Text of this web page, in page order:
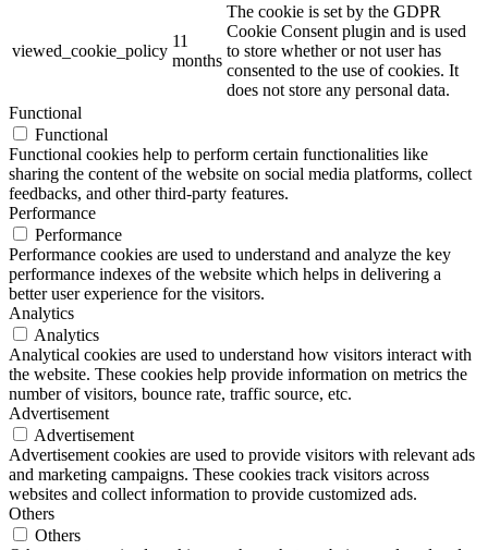
viewed_cookie_policy
11
months
The cookie is set by the GDPR
Cookie Consent plugin and is used
to store whether or not user has
consented to the use of cookies. It
does not store any personal data.
Functional
Functional
Functional cookies help to perform certain functionalities like
sharing the content of the website on social media platforms, collect
feedbacks, and other third-party features.
Performance
Performance
Performance cookies are used to understand and analyze the key
performance indexes of the website which helps in delivering a
better user experience for the visitors.
Analytics
Analytics
Analytical cookies are used to understand how visitors interact with
the website. These cookies help provide information on metrics the
number of visitors, bounce rate, traffic source, etc.
Advertisement
Advertisement
Advertisement cookies are used to provide visitors with relevant ads
and marketing campaigns. These cookies track visitors across
websites and collect information to provide customized ads.
Others
Others